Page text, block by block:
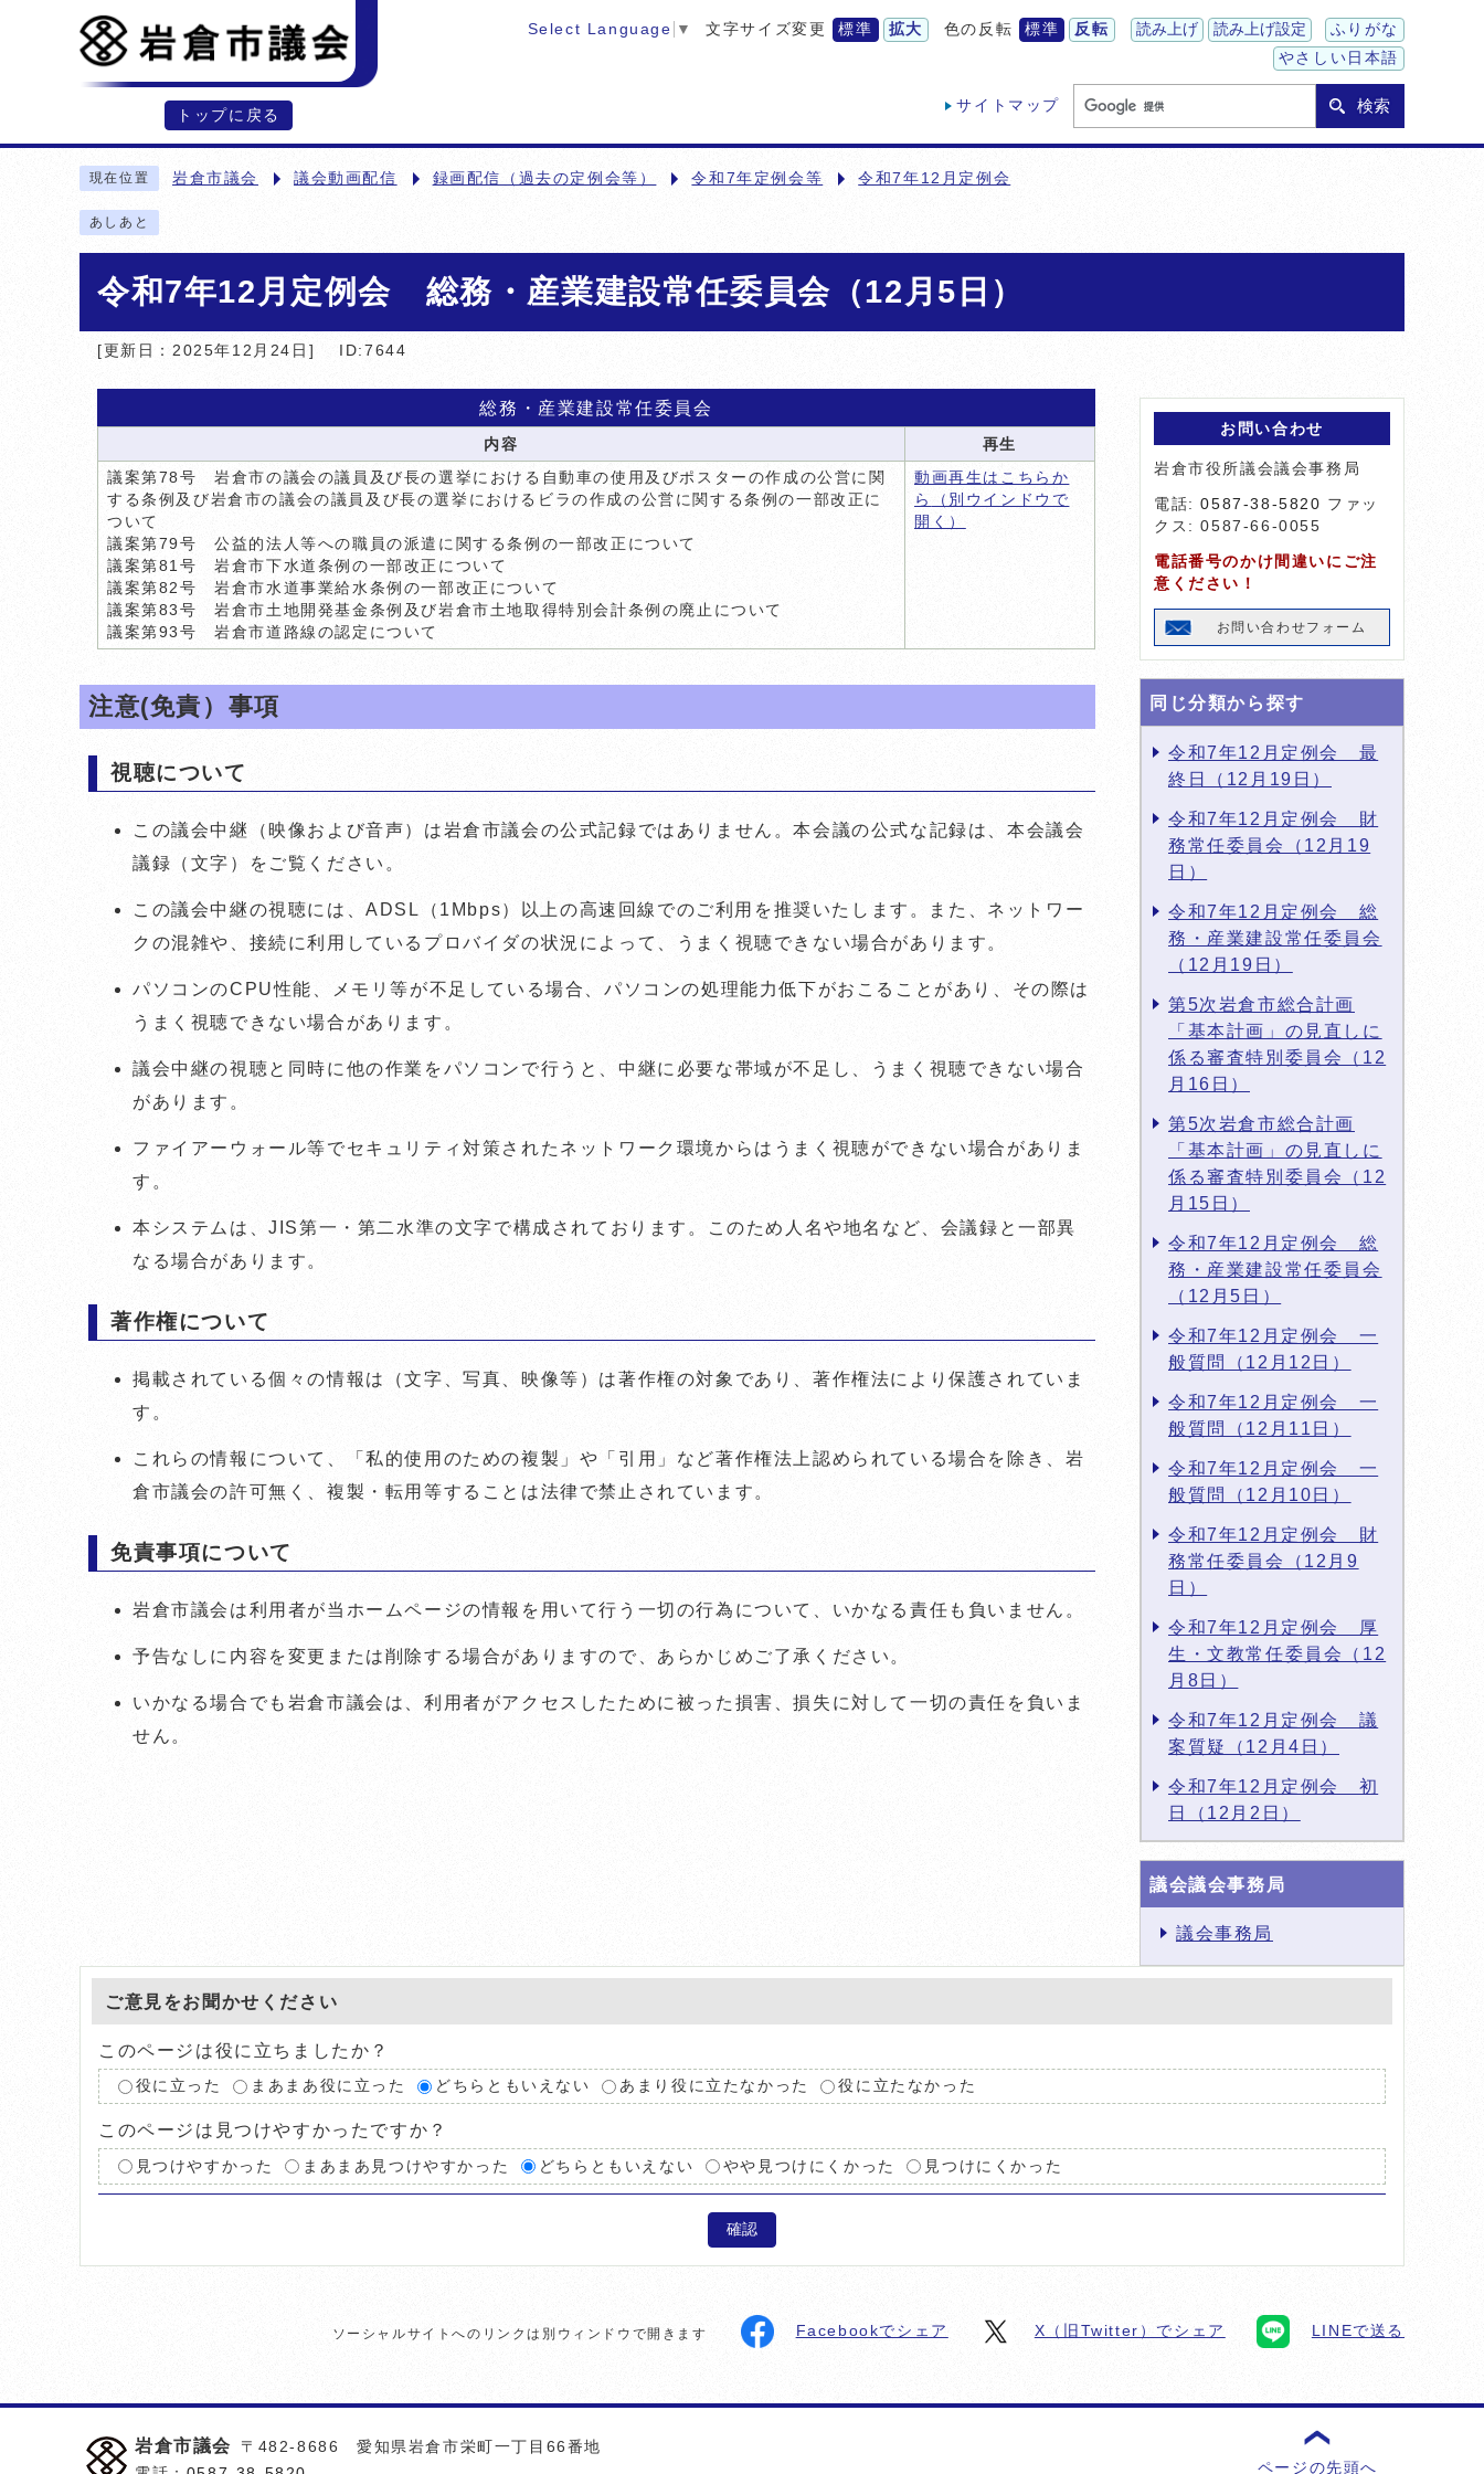
トップに戻る
Select Language ▼ 文字サイズ変更 標準 拡大 色の反転 標準 反転 読み上げ 読み上げ設定
ふりがな
やさしい日本語
サイトマップ 検索
現在位置 岩倉市議会 議会動画配信 録画配信（過去の定例会等） 令和7年定例会等 令和7年12月定例会
あしあと
令和7年12月定例会 総務・産業建設常任委員会（12月5日）
[更新日：2025年12月24日] ID:7644
総務・産業建設常任委員会
内容
再生
議案第78号 岩倉市の議会の議員及び長の選挙における自動車の使用及びポスターの作成の公営に関
する条例及び岩倉市の議会の議員及び長の選挙におけるビラの作成の公営に関する条例の一部改正に
ついて
議案第79号 公益的法人等への職員の派遣に関する条例の一部改正について
議案第81号 岩倉市下水道条例の一部改正について
議案第82号 岩倉市水道事業給水条例の一部改正について
議案第83号 岩倉市土地開発基金条例及び岩倉市土地取得特別会計条例の廃止について
議案第93号 岩倉市道路線の認定について
動画再生はこちらか
ら
（別ウインドウで
開く）
注意(免責）事項
視聴について
この議会中継（映像および音声）は岩倉市議会の公式記録ではありません。本会議の公式な記録は、本会議会
議録（文字）をご覧ください。
この議会中継の視聴には、ADSL（1Mbps）以上の高速回線でのご利用を推奨いたします。また、ネットワー
クの混雑や、接続に利用しているプロバイダの状況によって、うまく視聴できない場合があります。
パソコンのCPU性能、メモリ等が不足している場合、パソコンの処理能力低下がおこることがあり、その際は
うまく視聴できない場合があります。
議会中継の視聴と同時に他の作業をパソコンで行うと、中継に必要な帯域が不足し、うまく視聴できない場合
があります。
ファイアーウォール等でセキュリティ対策されたネットワーク環境からはうまく視聴ができない場合がありま
す。
本システムは、JIS第一・第二水準の文字で構成されております。このため人名や地名など、会議録と一部異
なる場合があります。
著作権について
掲載されている個々の情報は（文字、写真、映像等）は著作権の対象であり、著作権法により保護されていま
す。
これらの情報について、「私的使用のための複製」や「引用」など著作権法上認められている場合を除き、岩
倉市議会の許可無く、複製・転用等することは法律で禁止されています。
免責事項について
岩倉市議会は利用者が当ホームページの情報を用いて行う一切の行為について、いかなる責任も負いません。
予告なしに内容を変更または削除する場合がありますので、あらかじめご了承ください。
いかなる場合でも岩倉市議会は、利用者がアクセスしたために被った損害、損失に対して一切の責任を負いま
せん。
お問い合わせ
岩倉市役所議会議会事務局
電話:0587-38-5820 ファッ
クス: 0587-66-0055
電話番号のかけ間違いにご注
意ください！
お問い合わせフォーム
同じ分類から探す
令和7年12月定例会 最
終日（12月19日）
令和7年12月定例会 財
務常任委員会（12月19
日）
令和7年12月定例会 総
務・産業建設常任委員会
（12月19日）
第5次岩倉市総合計画
「基本計画」の見直しに
係る審査特別委員会（12
月16日）
第5次岩倉市総合計画
「基本計画」の見直しに
係る審査特別委員会（12
月15日）
令和7年12月定例会 総
務・産業建設常任委員会
（12月5日）
令和7年12月定例会 一
般質問（12月12日）
令和7年12月定例会 一
般質問（12月11日）
令和7年12月定例会 一
般質問（12月10日）
令和7年12月定例会 財
務常任委員会（12月9
日）
令和7年12月定例会 厚
生・文教常任委員会（12
月8日）
令和7年12月定例会 議
案質疑（12月4日）
令和7年12月定例会 初
日（12月2日）
議会議会事務局
議会事務局
ご意見をお聞かせください
このページは役に立ちましたか？
役に立った まあまあ役に立った どちらともいえない あまり役に立たなかった 役に立たなかった
このページは見つけやすかったですか？
見つけやすかった まあまあ見つけやすかった どちらともいえない やや見つけにくかった 見つけにくかった
確認
ソーシャルサイトへのリンクは別ウィンドウで開きます Facebookでシェア X（旧Twitter）でシェア LINEで送る
ページの先頭へ
岩倉市議会
〒482-8686 愛知県岩倉市栄町一丁目66番地